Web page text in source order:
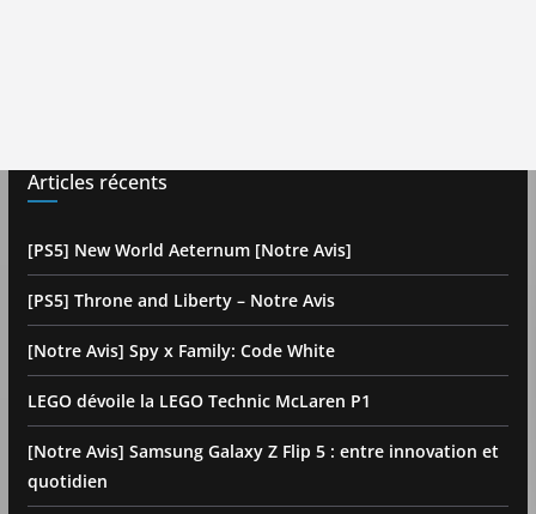
Articles récents
[PS5] New World Aeternum [Notre Avis]
[PS5] Throne and Liberty – Notre Avis
[Notre Avis] Spy x Family: Code White
LEGO dévoile la LEGO Technic McLaren P1
[Notre Avis] Samsung Galaxy Z Flip 5 : entre innovation et
quotidien